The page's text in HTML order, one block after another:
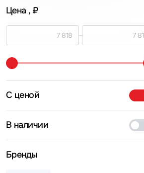
Цена , ₽
С ценой
В наличии
Бренды